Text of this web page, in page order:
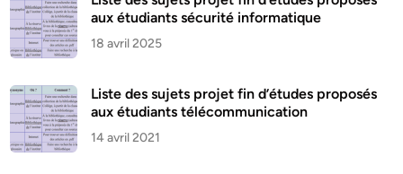
aux étudiants sécurité informatique
18 avril 2025
Liste des sujets projet fin d’études proposés
aux étudiants télécommunication
14 avril 2021